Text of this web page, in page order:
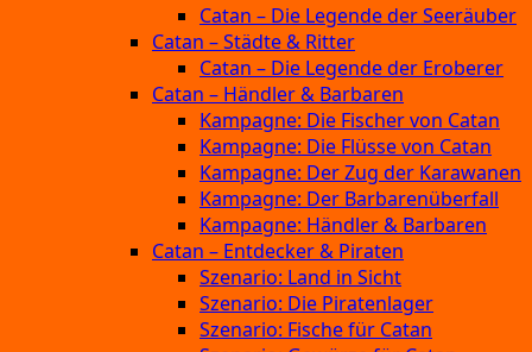
Catan – Die Legende der Seeräuber
Catan – Städte & Ritter
Catan – Die Legende der Eroberer
Catan – Händler & Barbaren
Kampagne: Die Fischer von Catan
Kampagne: Die Flüsse von Catan
Kampagne: Der Zug der Karawanen
Kampagne: Der Barbarenüberfall
Kampagne: Händler & Barbaren
Catan – Entdecker & Piraten
Szenario: Land in Sicht
Szenario: Die Piratenlager
Szenario: Fische für Catan